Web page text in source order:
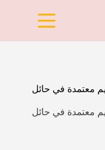
معتمدة في حائل
معتمدة في حائل